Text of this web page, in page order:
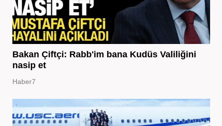
Bakan Çiftçi: Rabb'im bana Kudüs Valiliğini
nasip et
Haber7